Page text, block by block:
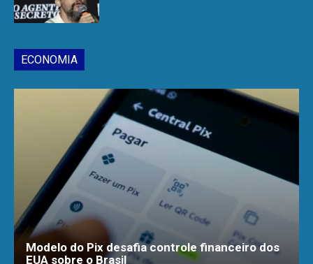
ECONOMIA
Modelo do Pix desafia controle financeiro dos
EUA sobre o Brasil